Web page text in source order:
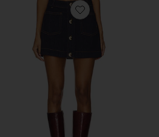
Favorite ЮБКА LORENZO